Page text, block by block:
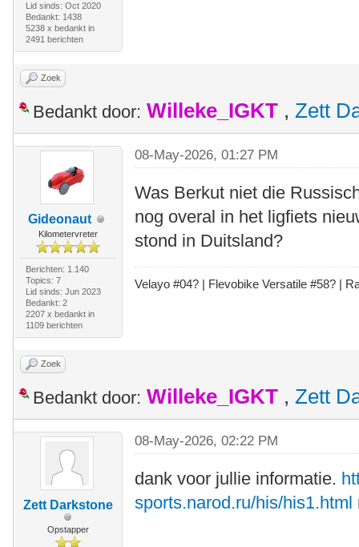
Lid sinds: Oct 2020
Bedankt: 1438
5238 x bedankt in
2491 berichten
Zoek
Bedankt door: Willeke_IGKT , Zett
Gideonaut
Kilometervreter
Berichten: 1.140
Topics: 7
Lid sinds: Jun 2023
Bedankt: 2
2207 x bedankt in
1109 berichten
08-May-2026, 01:27 PM
Was Berkut niet die
nog overal in het ligfiets
stond in Duitsland?
Velayo #04? | Flevobike Versatile #58? |
Zoek
Bedankt door: Willeke_IGKT , Zett
Zett Darkstone
Opstapper
08-May-2026, 02:22 PM
dank voor jullie informatie.
sports.narod.ru/his/his1.html